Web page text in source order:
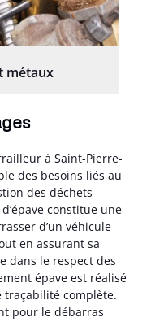
métaux
à Saint-Pierre-
des besoins liés au
des déchets
constitue une
d’un véhicule
en assurant sa
dans le respect des
épave est réalisé
complète.
pour le débarras